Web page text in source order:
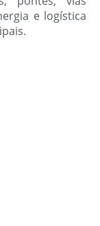
e logística